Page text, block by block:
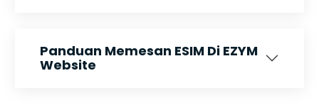
Panduan Memesan ESIM Di EZYM
Website